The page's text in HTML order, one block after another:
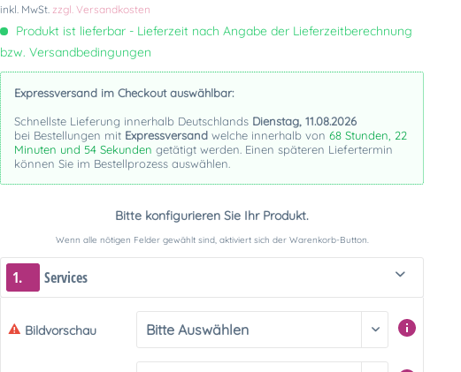
inkl. MwSt.zzgl. Versandkosten
Produkt ist lieferbar - Lieferzeit nach Angabe der Lieferzeitberechnung
bzw. Versandbedingungen
Expressversand im Checkout auswählbar:
Schnellste Lieferung innerhalb Deutschlands Dienstag, 11.08.2026
bei Bestellungen mit Expressversand welche innerhalb von68 Stunden, 22
Minuten und 53 Sekunden getätigt werden. Einen späteren Liefertermin
können Sie im Bestellprozess auswählen.
Bitte konfigurieren Sie Ihr Produkt.
Wenn alle nötigen Felder gewählt sind, aktiviert sich der Warenkorb-Button.
1. Services
Bildvorschau